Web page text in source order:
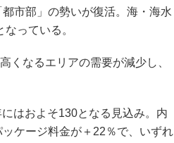
市部」の勢いが復活。海・海水
っている。
なるエリアの需要が減少し、
はおよそ130となる見込み。内
ケージ料金が＋22％で、いずれ